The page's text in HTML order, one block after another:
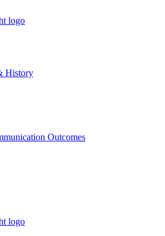
History
Outcomes